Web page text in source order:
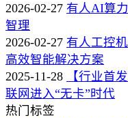
2026-02-27 有人AI算
智理
2026-02-27 有人工控
高效智能解决方案
2025-11-28
【行业首
联网进入“无卡”时代
热门标签